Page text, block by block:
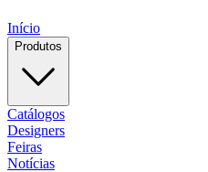
Início
Produtos
Catálogos
Designers
Feiras
Notícias